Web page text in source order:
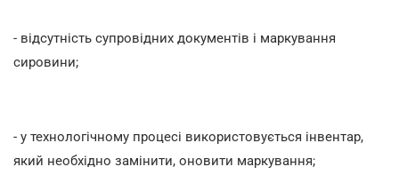
- відсутність супровідних документів і маркування
сировини;
- у технологічному процесі використовується інвентар,
який необхідно замінити, оновити маркування;